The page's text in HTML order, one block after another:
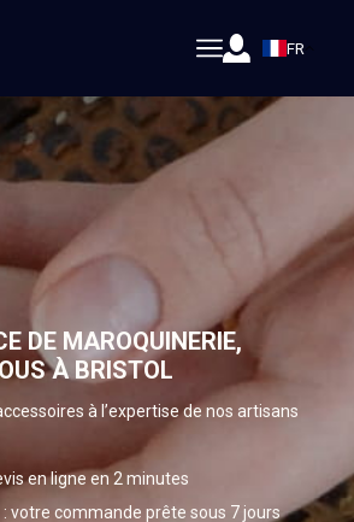
FR
DE MAROQUINERIE,
À BRISTOL
à l’expertise de nos artisans
en ligne en 2 minutes
votre commande prête sous 7 jours